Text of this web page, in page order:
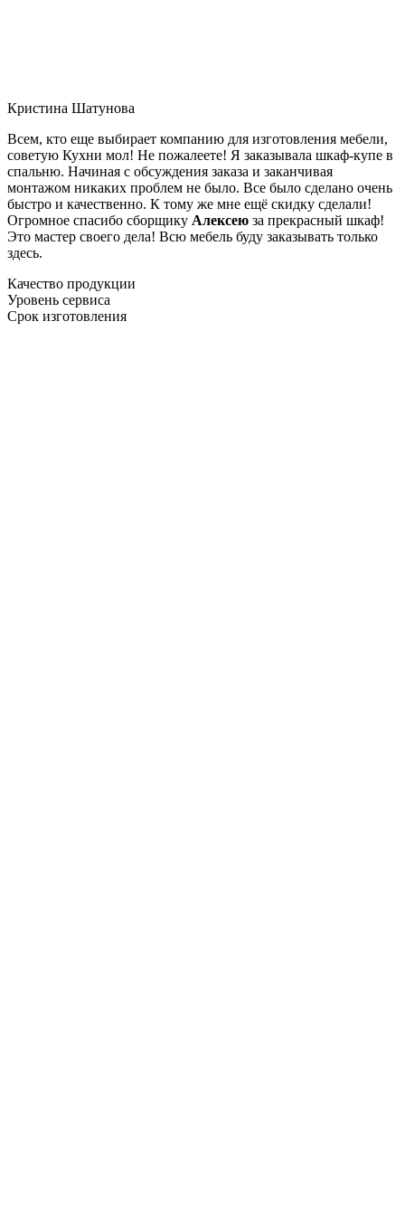
Кристина Шатунова
Всем, кто еще выбирает компанию для изготовления мебели,
советую Кухни мол! Не пожалеете! Я заказывала шкаф-купе в
спальню. Начиная с обсуждения заказа и заканчивая
монтажом никаких проблем не было. Все было сделано очень
быстро и качественно. К тому же мне ещё скидку сделали!
Огромное спасибо сборщику Алексею за прекрасный шкаф!
Это мастер своего дела! Всю мебель буду заказывать только
здесь.
Качество продукции
Уровень сервиса
Срок изготовления